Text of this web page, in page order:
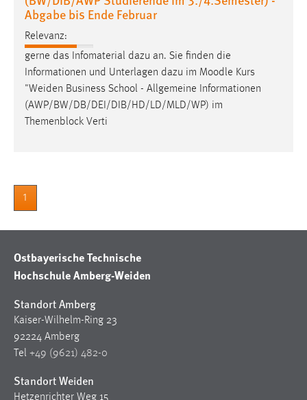
Abgabe bis Ende Februar
Relevanz:
gerne das Infomaterial dazu an. Sie finden die
Informationen und Unterlagen dazu im Moodle Kurs
"Weiden Business School - Allgemeine Informationen
(AWP/BW/DB/DEI/DIB/HD/LD/MLD/WP) im
Themenblock Verti
1
Ostbayerische Technische
Hochschule Amberg-Weiden
Standort Amberg
Kaiser-Wilhelm-Ring 23
92224 Amberg
Tel +49 (9621) 482-0
Standort Weiden
Hetzenrichter Weg 15
site-language-preference
Zweck:
Das Cookie speichert die gewählte Sprache der Website.
Cookie Laufzeit:
Cookie Laufzeit:
MibewSessionID, mibew-chat-frame-style-
Jahre, MIBEW_UserID = 1 Jahr
Login
fe_user, be_user, be_lastLoginProvider